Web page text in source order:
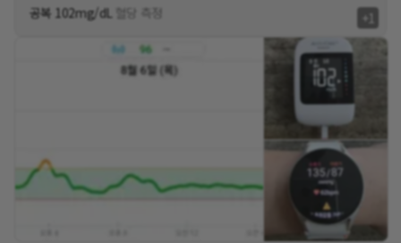
밤에 운동함서 양쪽 새끼와 약지발가락에 물집이 잡혀 있어서
어제 하루종일 힘들었는데 그덕에 피곤해서 어제 밤 운동패쓰!
즐거운 하루되세요! ~~~😊😊😊
공복 102mg/dL 혈당 측정 +1